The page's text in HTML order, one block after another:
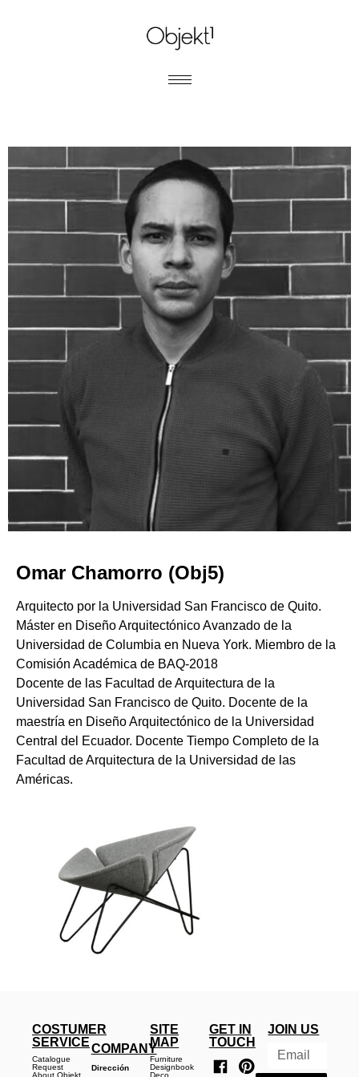
Omar Chamorro (Obj5)
Arquitecto por la Universidad San Francisco de Quito.
Máster en Diseño Arquitectónico Avanzado de la
Universidad de Columbia en Nueva York. Miembro de la
Comisión Académica de BAQ-2018
Docente de las Facultad de Arquitectura de la
Universidad San Francisco de Quito. Docente de la
maestría en Diseño Arquitectónico de la Universidad
Central del Ecuador. Docente Tiempo Completo de la
Facultad de Arquitectura de la Universidad de las
Américas.
COSTUMER
SERVICE
Catalogue
Request
About Objekt
COMPANY
Dirección
SITE
MAP
Furniture
Designbook
Deco
GET IN
TOUCH
JOIN US